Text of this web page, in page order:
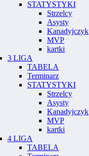
STATYSTYKI
Strzelcy
Asysty
Kanadyjczyk
MVP
kartki
3 LIGA
TABELA
Terminarz
STATYSTYKI
Strzelcy
Asysty
Kanadyjczyk
MVP
kartki
4 LIGA
TABELA